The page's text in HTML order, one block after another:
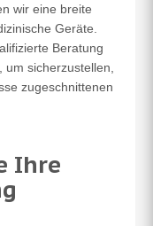
wir eine breite
Geräte.
Beratung
sicherzustellen,
zugeschnittenen
Ihre